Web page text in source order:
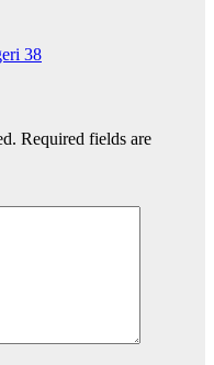
38
Required fields are